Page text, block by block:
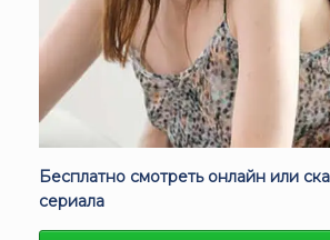
Бесплатно смотреть онлайн или
сериала